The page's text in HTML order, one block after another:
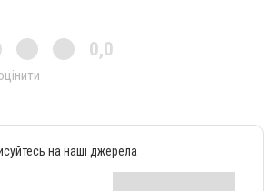
0,0
на наші джерела